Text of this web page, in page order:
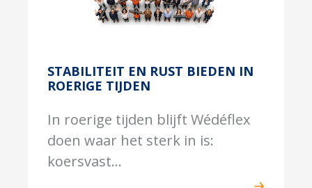
STABILITEIT EN RUST BIEDEN IN
ROERIGE TIJDEN
In roerige tijden blijft Wédéflex
doen waar het sterk in is:
koersvast...